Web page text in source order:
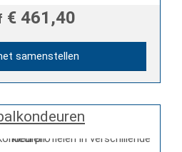
€ 461,40
samenstellen